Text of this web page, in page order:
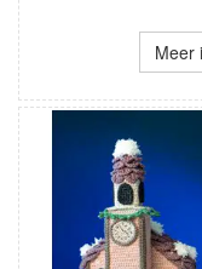
Meer